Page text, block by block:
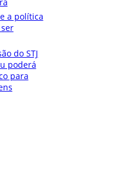
a política
do STJ
poderá
para